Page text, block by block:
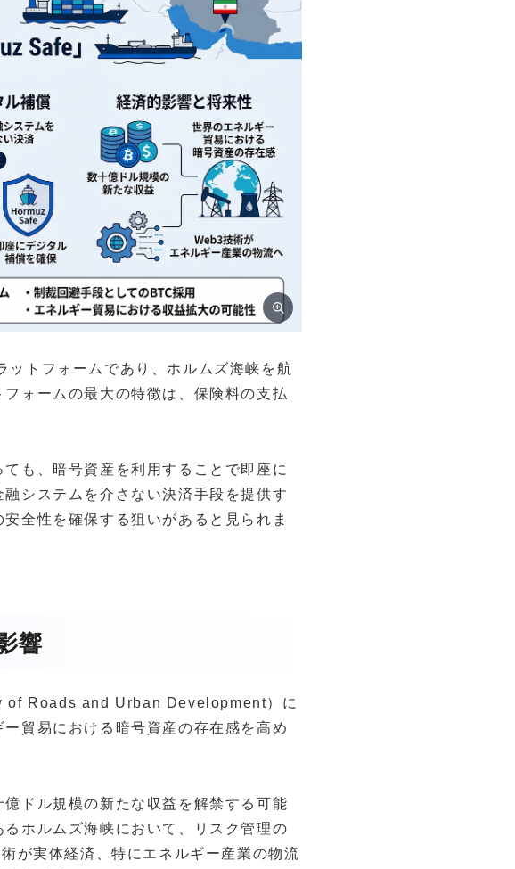
トフォームであり、ホルムズ海峡を航
ォームの最大の特徴は、保険料の支払
も、暗号資産を利用することで即座に
システムを介さない決済手段を提供す
全性を確保する狙いがあると見られま
響
of Roads and Urban Development）に
貿易における暗号資産の存在感を高め
ドル規模の新たな収益を解禁する可能
ホルムズ海峡において、リスク管理の
が実体経済、特にエネルギー産業の物流